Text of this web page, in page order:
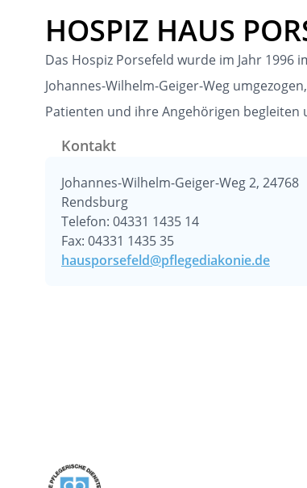
HOSPIZ HAUS
Das Hospiz Porsefeld wurde im Jahr
Johannes-Wilhelm-Geiger-Weg
Patienten und ihre Angehörigen begleiten
Kontakt
Johannes-Wilhelm-Geiger-Weg 2, 24768
Rendsburg
Telefon: 04331 1435 14
Fax: 04331 1435 35
hausporsefeld@pflegediakonie.de